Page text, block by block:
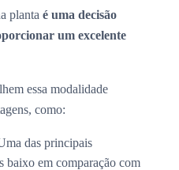
planta é uma decisão
um excelente
essa modalidade
como:
das principais
baixo em comparação com